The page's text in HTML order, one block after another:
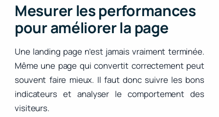
Mesurer les performances
pour améliorer la page
Une landing page n’est jamais vraiment terminée.
Même une page qui convertit correctement peut
souvent faire mieux. Il faut donc suivre les bons
indicateurs et analyser le comportement des
visiteurs.